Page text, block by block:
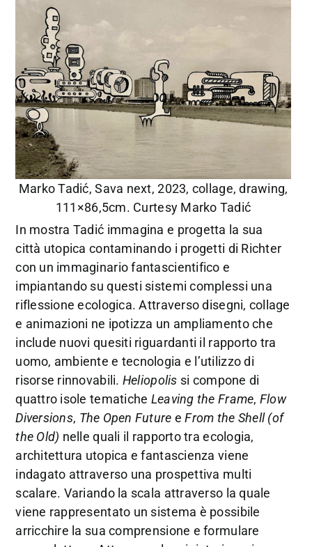
Marko Tadić, Sava next, 2023, collage, drawing,
111×86,5cm. Curtesy Marko Tadić
In mostra Tadić immagina e progetta la sua
città utopica contaminando i progetti di Richter
con un immaginario fantascientifico e
impiantando su questi sistemi complessi una
riflessione ecologica. Attraverso disegni, collage
e animazioni ne ipotizza un ampliamento che
include nuovi quesiti riguardanti il rapporto tra
uomo, ambiente e tecnologia e l’utilizzo di
risorse rinnovabili. Heliopolis si compone di
quattro isole tematiche Leaving the Frame, Flow
Diversions, The Open Future eFrom the Shell (of
the Old) nelle quali il rapporto tra ecologia,
architettura utopica e fantascienza viene
indagato attraverso una prospettiva multi
scalare. Variando la scala attraverso la quale
viene rappresentato un sistema è possibile
arricchire la sua comprensione e formulare